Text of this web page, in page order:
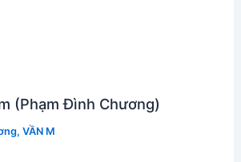
(Phạm Đình Chương)
, VẦN M